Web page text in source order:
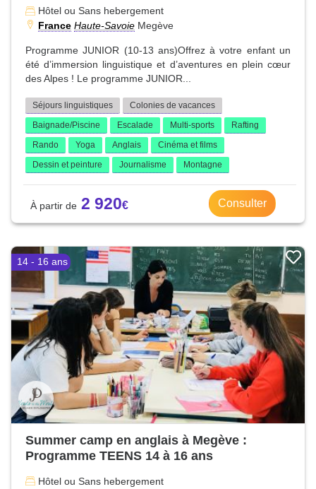
Hôtel ou Sans hebergement
France Haute-Savoie Megève
Programme JUNIOR (10-13 ans)Offrez à votre enfant un
été d’immersion linguistique et d’aventures en plein cœur
des Alpes ! Le programme JUNIOR...
Séjours linguistiques
Colonies de vacances
Baignade/Piscine
Escalade Multi-sports
Rafting
Rando
Yoga Anglais
Cinéma et films
Dessin et peinture
Journalisme Montagne
2 920 Consulter
14 - 16 ans
Summer camp en anglais à Megève :
Programme TEENS 14 à 16 ans
Hôtel ou Sans hebergement